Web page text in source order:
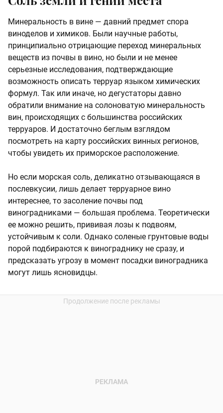
Минеральность в вине — давний предмет спора
виноделов и химиков. Были научные работы,
принципиально отрицающие переход минеральных
веществ из почвы в вино, но были и не менее
серьезные исследования, подтверждающие
возможность описать терруар языком химических
формул. Так или иначе, но дегустаторы давно
обратили внимание на солоноватую минеральность
вин, происходящих с большинства российских
терруаров. И достаточно беглым взглядом
посмотреть на карту российских винных регионов,
чтобы увидеть их приморское расположение.
Но если морская соль, деликатно отзывающаяся в
послевкусии, лишь делает терруарное вино
интереснее, то засоление почвы под
виноградниками — большая проблема. Теоретически
ее можно решить, прививая лозы к подвоям,
устойчивым к соли. Однако соленые грунтовые воды
порой подбираются к винограднику не сразу, и
предсказать угрозу в момент посадки виноградника
могут лишь ясновидцы.